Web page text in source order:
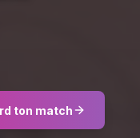
ton match